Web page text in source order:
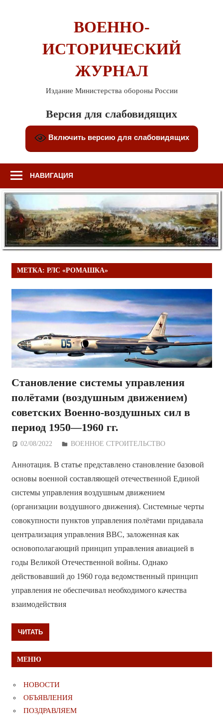
ВОЕННО-
ИСТОРИЧЕСКИЙ
ЖУРНАЛ
Издание Министерства обороны России
Версия для слабовидящих
Включить версию для слабовидящих
НАВИГАЦИЯ
МЕТКА: РЛС «РОМАШКА»
Становление системы управления
полётами (воздушным движением)
советских Военно-воздушных сил в
период 1950—1960 гг.
02/08/2022 Дежурный по Редакции
ВОЕННОЕ СТРОИТЕЛЬСТВО
Аннотация. В статье представлено становление базовой
основы военной составляющей отечественной Единой
системы управления воздушным движением
(организации воздушного движения). Системные черты
совокупности пунктов управления полётами придавала
централизация управления ВВС, заложенная как
основополагающий принцип управления авиацией в
годы Великой Отечественной войны. Однако
действовавший до 1960 года ведомственный принцип
управления не обеспечивал необходимого качества
взаимодействия
ЧИТАТЬ
МЕНЮ
НОВОСТИ
ОБЪЯВЛЕНИЯ
ПОЗДРАВЛЯЕМ